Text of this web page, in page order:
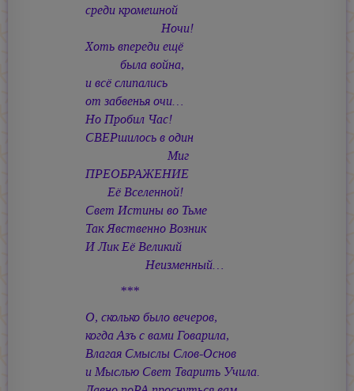
среди кромешной
Ночи!
Хоть впереди ещё
была война,
и всё слипались
от забвенья очи…
Но Пробил Час!
СВЕРшилось в один
Миг
ПРЕОБРАЖЕНИЕ
Её Вселенной!
Свет Истины во Тьме
Так Явственно Возник
И Лик Её Великий
Неизменный…
***
О, сколько было вечеров,
когда Азъ с вами Говарила,
Влагая Смыслы Слов-Основ
и Мыслью Свет Тварить Учила.